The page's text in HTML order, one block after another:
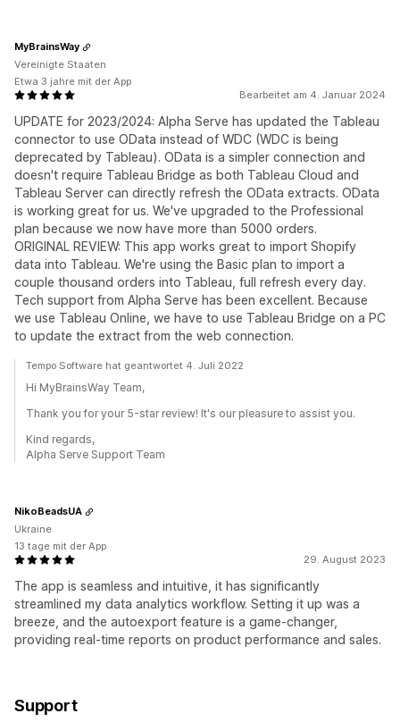
Bearbeitet am 4. Januar 2024
UPDATE for 2023/2024: Alpha Serve has updated the Tableau
connector to use OData instead of WDC (WDC is being
deprecated by Tableau). OData is a simpler connection and
doesn't require Tableau Bridge as both Tableau Cloud and
Tableau Server can directly refresh the OData extracts. OData
is working great for us. We've upgraded to the Professional
plan because we now have more than 5000 orders.
ORIGINAL REVIEW: This app works great to import Shopify
data into Tableau. We're using the Basic plan to import a
couple thousand orders into Tableau, full refresh every day.
Tech support from Alpha Serve has been excellent. Because
we use Tableau Online, we have to use Tableau Bridge on a PC
to update the extract from the web connection.
MyBrainsWay
Vereinigte Staaten
Etwa 3 jahre mit der App
Tempo Software hat geantwortet 4. Juli 2022
Hi MyBrainsWay Team,
Thank you for your 5-star review! It's our pleasure to assist you.
Kind regards,
Alpha Serve Support Team
29. August 2023
The app is seamless and intuitive, it has significantly
streamlined my data analytics workflow. Setting it up was a
breeze, and the autoexport feature is a game-changer,
providing real-time reports on product performance and sales.
NikoBeadsUA
Ukraine
13 tage mit der App
Support